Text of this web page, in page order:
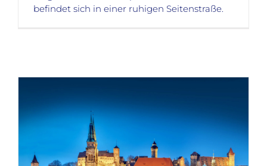
befindet sich in einer ruhigen Seitenstraße.